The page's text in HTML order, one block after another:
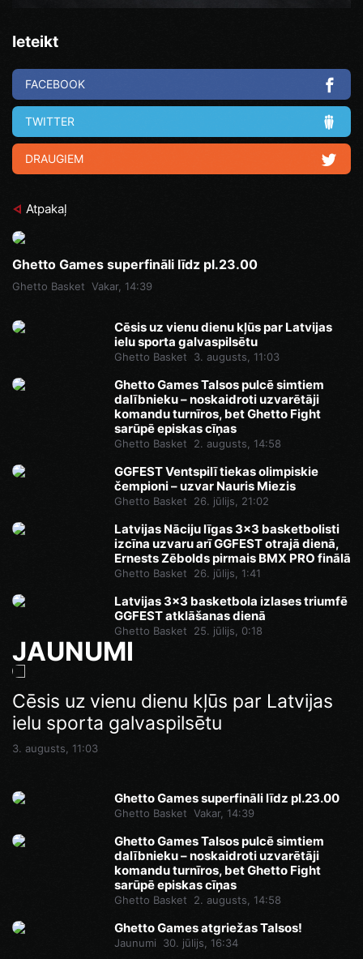
Ieteikt
FACEBOOK
TWITTER
DRAUGIEM
Atpakaļ
Ghetto Games superfināli līdz pl.23.00
Ghetto Basket Vakar, 14:39
Cēsis uz vienu dienu kļūs par Latvijas
ielu sporta galvaspilsētu
Ghetto Basket 3. augusts, 11:03
Ghetto Games Talsos pulcē simtiem
dalībnieku – noskaidroti uzvarētāji
komandu turnīros, bet Ghetto Fight
sarūpē episkas cīņas
Ghetto Basket 2. augusts, 14:58
GGFEST Ventspilī tiekas olimpiskie
čempioni – uzvar Nauris Miezis
Ghetto Basket 26. jūlijs, 21:02
Latvijas Nāciju līgas 3x3 basketbolisti
izcīna uzvaru arī GGFEST otrajā dienā,
Ernests Zēbolds pirmais BMX PRO finālā
Ghetto Basket 26. jūlijs, 1:41
Latvijas 3x3 basketbola izlases triumfē
GGFEST atklāšanas dienā
Ghetto Basket 25. jūlijs, 0:18
JAUNUMI
Ghetto Games superfināli līdz pl.23.00
Vakar, 14:46
Cēsis uz vienu dienu kļūs par Latvijas
ielu sporta galvaspilsētu
3. augusts, 11:03
Pēdējā iespēja pirms Superfināla:
Ghetto Football pie “AKROPOLE Rīga”
izspēlēs dubultos punktus
Ghetto Games superfināli līdz pl.23.00
Ghetto Basket Vakar, 14:39
Ghetto Games Talsos pulcē simtiem
dalībnieku – noskaidroti uzvarētāji
komandu turnīros, bet Ghetto Fight
sarūpē episkas cīņas
Ghetto Basket 2. augusts, 14:58
Ghetto Games atgriežas Talsos!
Jaunumi 30. jūlijs, 16:34